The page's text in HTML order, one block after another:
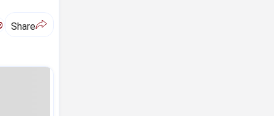
Share